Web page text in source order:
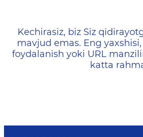
404 —
Kechirasiz, biz Siz
mavjud emas. Eng
foydalanish yoki URL
katta